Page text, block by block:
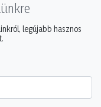
legújabb hasznos